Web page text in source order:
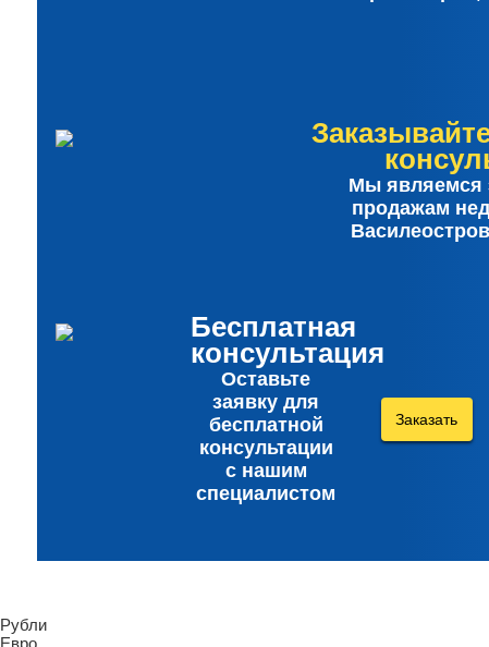
Мы являемся
продажам
Бесплатная
консультация
Оставьте
заявку для
бесплатной
консультации
с нашим
специалистом
Заказать
Рубли
Евро